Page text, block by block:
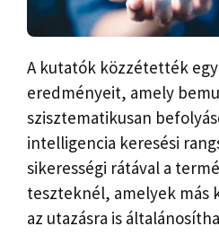
A kutatók közzétették
eredményeit, amely
szisztematikusan
intelligencia keresési
sikerességi rátával a
teszteknél, amelyek más
az utazásra is